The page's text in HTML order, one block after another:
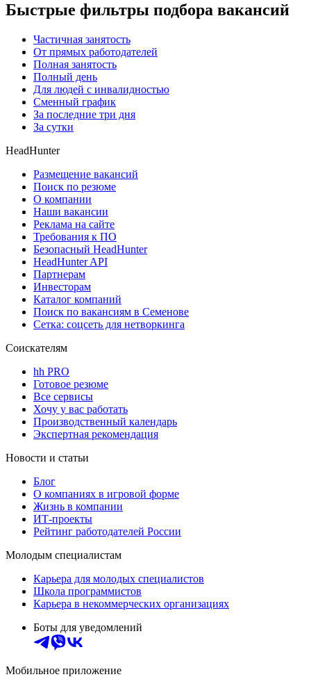
Быстрые фильтры подбора вакансий
Частичная занятость
От прямых работодателей
Полная занятость
Полный день
Для людей с инвалидностью
Сменный график
За последние три дня
За сутки
HeadHunter
Размещение вакансий
Поиск по резюме
О компании
Наши вакансии
Реклама на сайте
Требования к ПО
Безопасный HeadHunter
HeadHunter API
Партнерам
Инвесторам
Каталог компаний
Поиск по вакансиям в Семенове
Сетка: соцсеть для нетворкинга
Соискателям
hh PRO
Готовое резюме
Все сервисы
Хочу у вас работать
Производственный календарь
Экспертная рекомендация
Новости и статьи
Блог
О компаниях в игровой форме
Жизнь в компании
ИТ-проекты
Рейтинг работодателей России
Молодым специалистам
Карьера для молодых специалистов
Школа программистов
Карьера в некоммерческих организациях
Боты для уведомлений
Мобильное приложение